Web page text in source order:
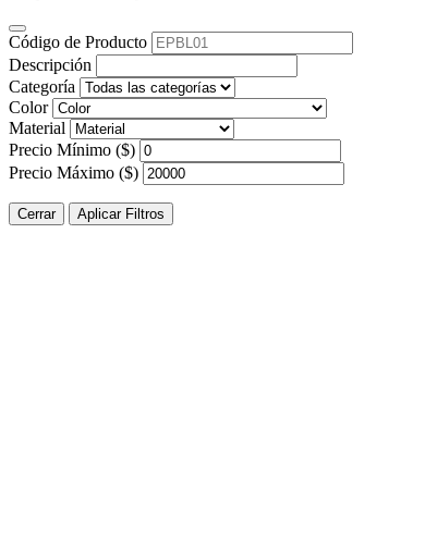
Código de Producto
Descripción
Categoría
Color
Material
Precio Mínimo ($)
Precio Máximo ($)
Cerrar Aplicar Filtros